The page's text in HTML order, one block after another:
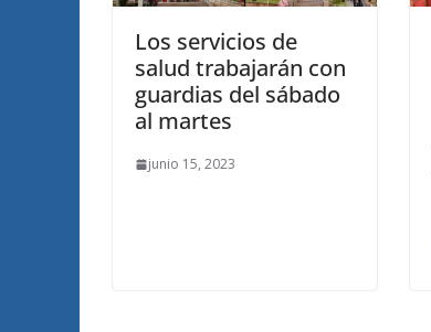
Los servicios de
salud trabajarán con
guardias del sábado
al martes
junio 15, 2023